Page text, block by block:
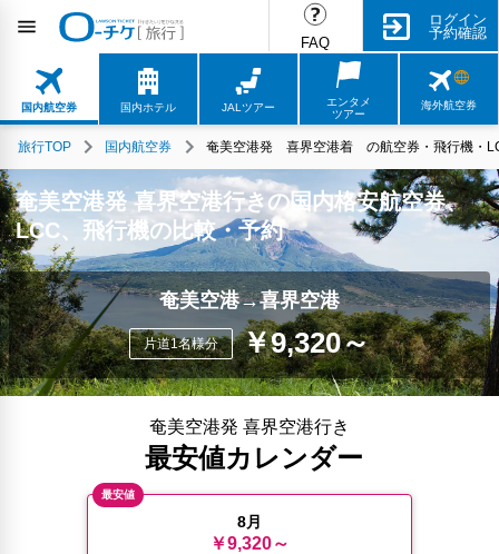
FAQ
ログイン
予約確認
国内航空券 国内ホテル JALツアー
エンタメ
ツアー
海外航空券
旅行TOP 国内航空券 奄美空港発 喜界空港着 の航空券・飛行機・
奄美空港発 喜界空港行きの国内格安航空券、
LCC、飛行機の比較・予約
奄美空港→喜界空港
片道1名様分 ￥9,320～
奄美空港発 喜界空港行き
最安値カレンダー
最安値
8月
￥9,320～